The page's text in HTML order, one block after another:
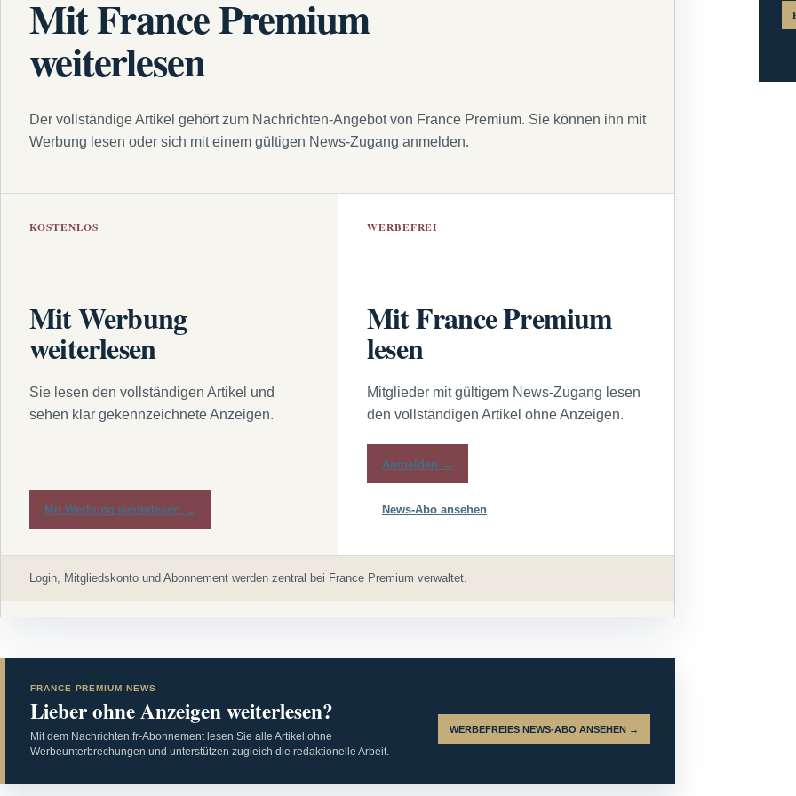
Mit France Premium
weiterlesen
Der vollständige Artikel gehört zum Nachrichten-Angebot von France Premium. Sie können ihn mit
Werbung lesen oder sich mit einem gültigen News-Zugang anmelden.
KOSTENLOS
Mit Werbung
weiterlesen
Sie lesen den vollständigen Artikel und
sehen klar gekennzeichnete Anzeigen.
Mit Werbung weiterlesen →
WERBEFREI
Mit France Premium
lesen
Mitglieder mit gültigem News-Zugang lesen
den vollständigen Artikel ohne Anzeigen.
Anmelden →
News-Abo ansehen
Login, Mitgliedskonto und Abonnement werden zentral bei France Premium verwaltet.
FRANCE PREMIUM NEWS
Lieber ohne Anzeigen weiterlesen?
Mit dem Nachrichten.fr-Abonnement lesen Sie alle Artikel ohne
Werbeunterbrechungen und unterstützen zugleich die redaktionelle Arbeit.
WERBEFREIES NEWS-ABO ANSEHEN →